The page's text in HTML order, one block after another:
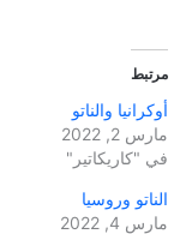
مرتبط
أوكرانيا والناتو
مارس 2, 2022
في "كاريكاتير"
الناتو وروسيا
مارس 4, 2022